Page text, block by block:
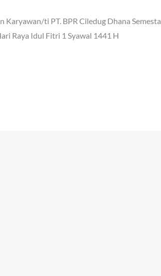
Karyawan/ti PT. BPR Ciledug Dhana Semesta
Raya Idul Fitri 1 Syawal 1441 H